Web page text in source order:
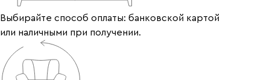
Выбирайте способ оплаты: банковской картой
или наличными при получении.